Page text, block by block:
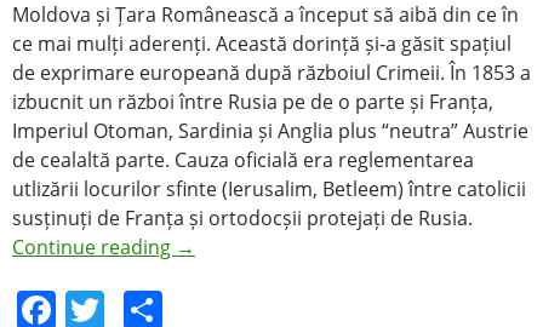
Moldova și Țara Românească a început să aibă din ce în
ce mai mulți aderenți. Această dorință și-a găsit spațiul
de exprimare europeană după războiul Crimeii. În 1853 a
izbucnit un război între Rusia pe de o parte și Franța,
Imperiul Otoman, Sardinia și Anglia plus “neutra” Austrie
de cealaltă parte. Cauza oficială era reglementarea
utlizării locurilor sfinte (Ierusalim, Betleem) între catolicii
susținuți de Franța și ortodocșii protejați de Rusia.
Continue reading →
F T